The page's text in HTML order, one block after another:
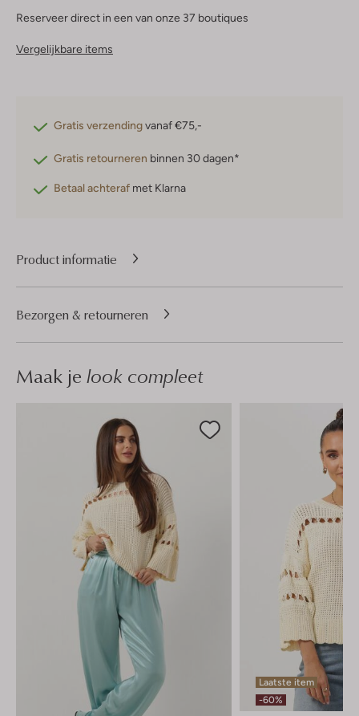
Reserveer direct in een van onze 37 boutiques
Vergelijkbare items
Gratis verzendingvanaf €75,-
Gratis retourneren binnen 30 dagen*
Betaal achteraf met Klarna
Product informatie
Bezorgen & retourneren
Maak je look compleet
Laatste item
-60%